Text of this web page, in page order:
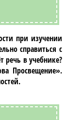
при изучении
справиться с
в учебнике?
Просвещение».